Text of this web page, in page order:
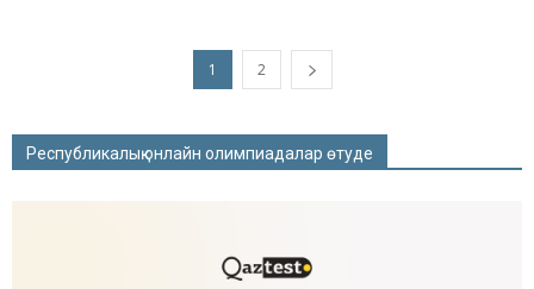
1 2
Республикалық онлайн олимпиадалар өтуде